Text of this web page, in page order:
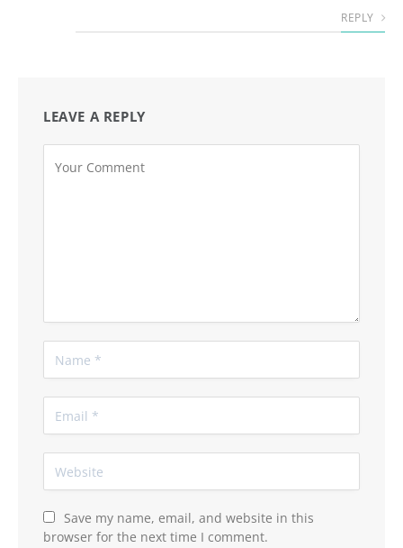
REPLY
LEAVE A REPLY
Save my name, email, and website in this
browser for the next time I comment.